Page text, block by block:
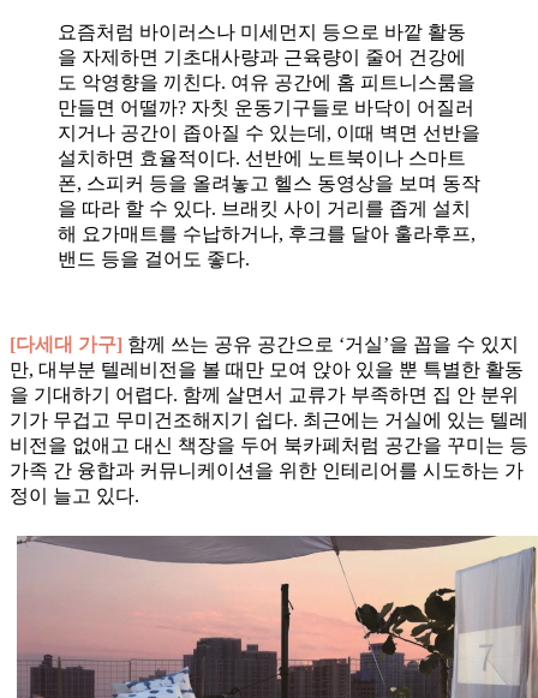
요즘처럼 바이러스나 미세먼지 등으로 바깥 활동
을 자제하면 기초대사량과 근육량이 줄어 건강에
도 악영향을 끼친다. 여유 공간에 홈 피트니스룸을
만들면 어떨까? 자칫 운동기구들로 바닥이 어질러
지거나 공간이 좁아질 수 있는데, 이때 벽면 선반을
설치하면 효율적이다. 선반에 노트북이나 스마트
폰, 스피커 등을 올려놓고 헬스 동영상을 보며 동작
을 따라 할 수 있다. 브래킷 사이 거리를 좁게 설치
해 요가매트를 수납하거나, 후크를 달아 훌라후프,
밴드 등을 걸어도 좋다.
[다세대 가구] 함께 쓰는 공유 공간으로 ‘거실’을 꼽을 수 있지
만, 대부분 텔레비전을 볼 때만 모여 앉아 있을 뿐 특별한 활동
을 기대하기 어렵다. 함께 살면서 교류가 부족하면 집 안 분위
기가 무겁고 무미건조해지기 쉽다. 최근에는 거실에 있는 텔레
비전을 없애고 대신 책장을 두어 북카페처럼 공간을 꾸미는 등
가족 간 융합과 커뮤니케이션을 위한 인테리어를 시도하는 가
정이 늘고 있다.